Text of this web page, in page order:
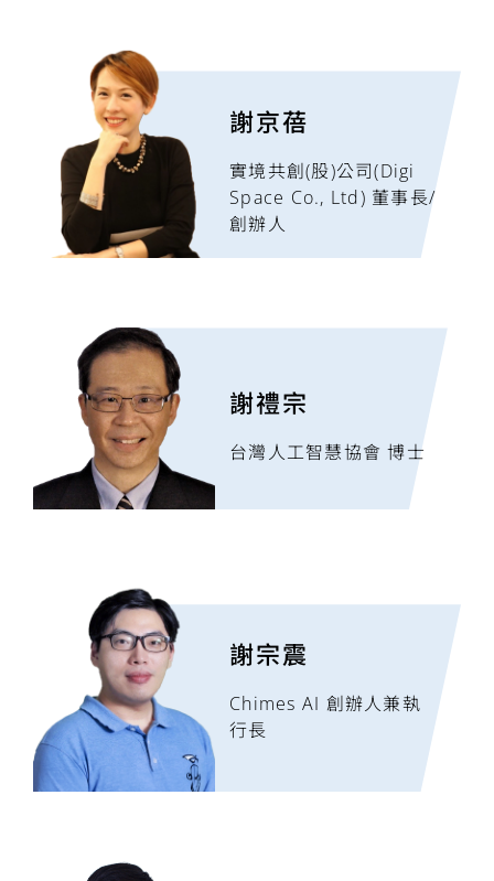
謝京蓓
實境共創(股)公司(Digi
Space Co., Ltd) 董事長/
創辦人
謝禮宗
台灣人工智慧協會 博士
謝宗震
Chimes AI 創辦人兼執
行長